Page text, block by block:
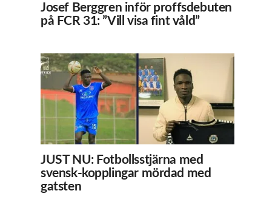
Josef Berggren inför proffsdebuten
på FCR 31: ”Vill visa fint våld”
JUST NU: Fotbollsstjärna med
svensk-kopplingar mördad med
gatsten